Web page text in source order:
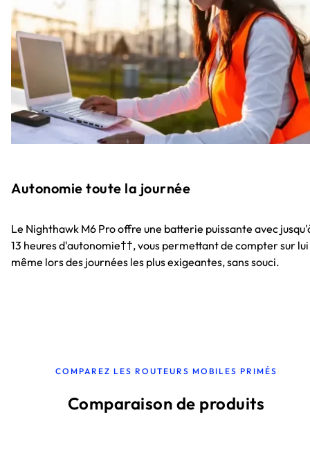
Autonomie toute la journée
Le Nighthawk M6 Pro offre une batterie puissante avec
13 heures d'autonomie††, vous permettant de compter sur lui
même lors des journées les plus exigeantes, sans souci.
COMPAREZ LES ROUTEURS MOBILES PRIMÉS
Comparaison de produits